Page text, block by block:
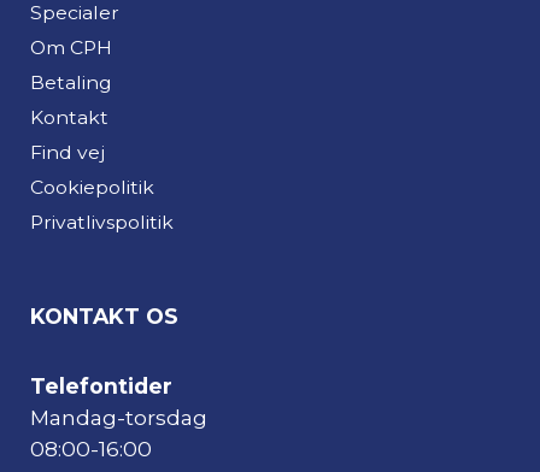
Specialer
Om CPH
Betaling
Kontakt
Find vej
Cookiepolitik
Privatlivspolitik
KONTAKT OS
Telefontider
Mandag-torsdag
08:00-16:00